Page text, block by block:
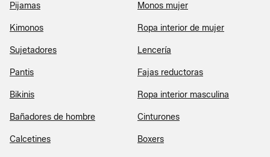
Pijamas Monos mujer
Kimonos Ropa interior de mujer
Sujetadores Lencería
Pantis Fajas reductoras
Bikinis Ropa interior masculina
Bañadores de hombre Cinturones
Calcetines Boxers